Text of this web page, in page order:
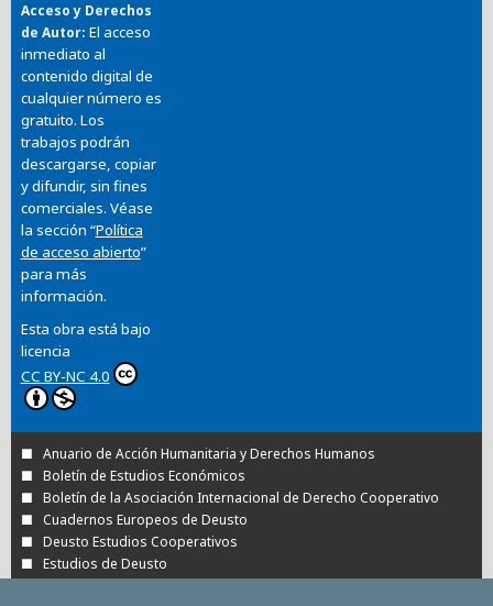
Acceso y Derechos
de Autor El acceso
inmediato al
contenido digital de
cualquier número es
gratuito. Los
trabajos podrán
descargarse, copiar
y difundir, sin fines
comerciales. Véase
la sección “Política
de acceso abierto”
para más
información.
Esta obra está bajo
licencia
CC BY-NC 4.0
Anuario de Acción Humanitaria y Derechos Humanos
Boletín de Estudios Económicos
Boletín de la Asociación Internacional de Derecho Cooperativo
Cuadernos Europeos de Deusto
Deusto Estudios Cooperativos
Estudios de Deusto